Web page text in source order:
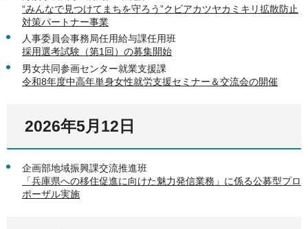
“みんなで見つけてまちを守ろう”クビアカツヤカミキリ拡散防止
対策パートナー事業
人事委員会事務局任用給与課任用班
採用選考試験（第1回）の募集開始
男女共同参画センター就業支援課
令和8年度中高年単身女性就労支援セミナー＆交流会の開催
2026年5月12日
企画部地域振興課交流推進班
「兵庫県への移住促進に向けた魅力発信業務」に係る公募型プロ
ポーザル実施